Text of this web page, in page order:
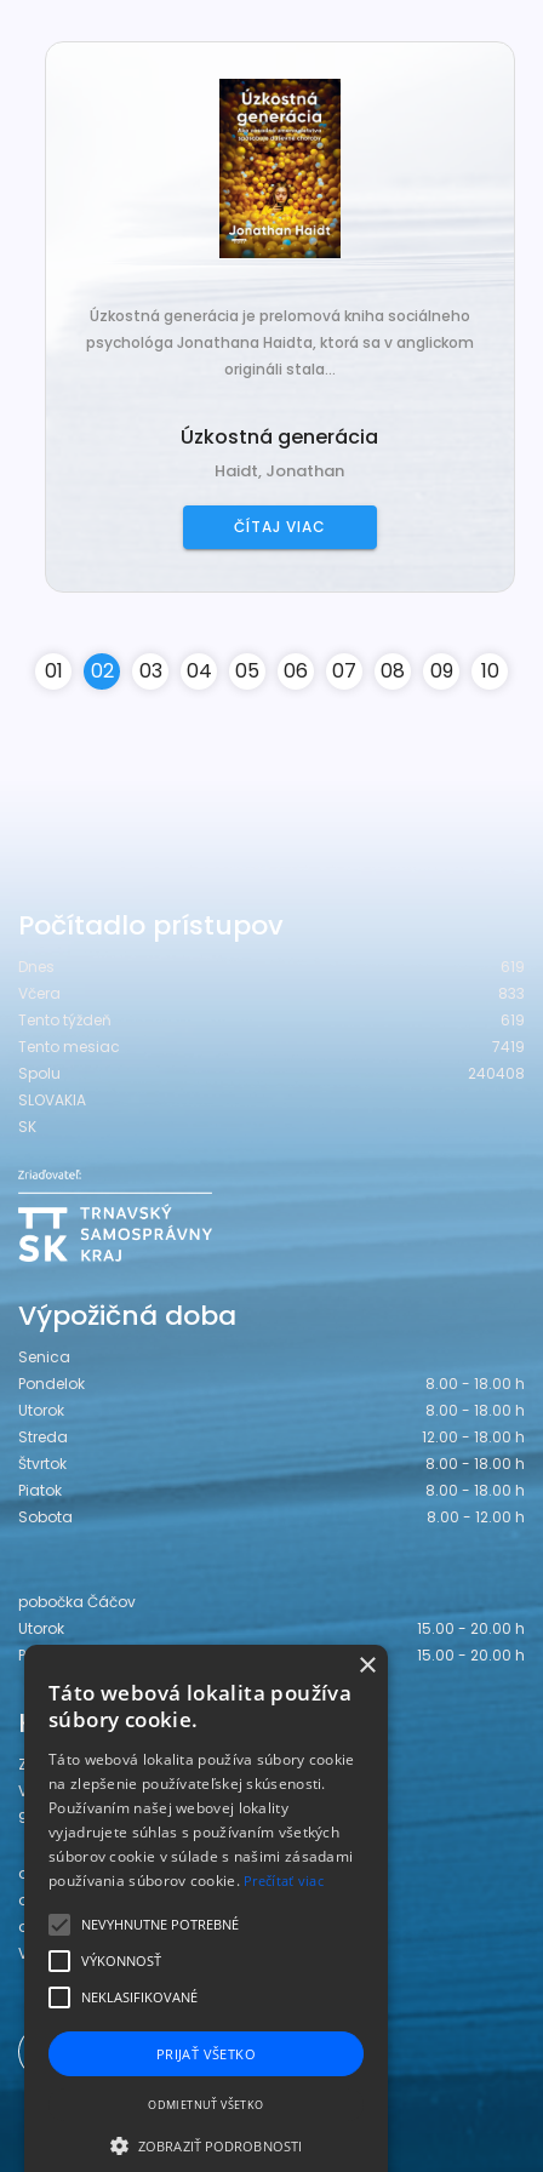
Úzkostná generácia je prelomová kniha sociálneho
psychológa Jonathana Haidta, ktorá sa v anglickom
origináli stala...
Úzkostná generácia
Haidt, Jonathan
ČÍTAJ VIAC
01 02 03 04 05 06 07 08 09 10
Počítadlo prístupov
Dnes
619
Včera
833
Tento týždeň
619
Tento mesiac
7419
Spolu
240408
SLOVAKIA
SK
Výpožičná doba
Senica
Pondelok
8.00 - 18.00 h
Utorok
8.00 - 18.00 h
Streda
12.00 - 18.00 h
Štvrtok
8.00 - 18.00 h
Piatok
8.00 - 18.00 h
Sobota
8.00 - 12.00 h
pobočka Čáčov
Utorok
15.00 - 20.00 h
Piatok
15.00 - 20.00 h
Kontakt
Záhorská knižnica
Vajanského 28
905 01 Senica
odd. beletrie 034/654 3780
odd. odbornej literatúry 034/651 2710
odd. pre deti a mládež 034/654 6519
Viac kontaktov nájdete
×
Táto webová lokalita používa
súbory cookie.
Táto webová lokalita používa súbory cookie
na zlepšenie používateľskej skúsenosti.
Používaním našej webovej lokality
vyjadrujete súhlas s používaním všetkých
súborov cookie v súlade s našimi zásadami
používania súborov cookie. Prečítať viac
NEVYHNUTNE POTREBNÉ
VÝKONNOSŤ
NEKLASIFIKOVANÉ
PRIJAŤ VŠETKO
ODMIETNUŤ VŠETKO
ZOBRAZIŤ PODROBNOSTI